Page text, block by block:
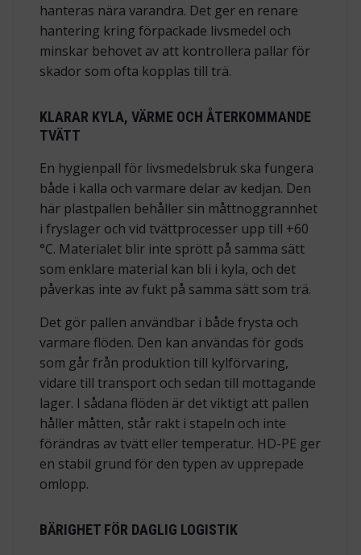
hanteras nära varandra. Det ger en renare
hantering kring förpackade livsmedel och
minskar behovet av att kontrollera pallar för
skador som ofta kopplas till trä.
KLARAR KYLA, VÄRME OCH ÅTERKOMMANDE
TVÄTT
En hygienpall för livsmedelsbruk ska fungera
både i kalla och varmare delar av kedjan. Den
här plastpallen behåller sin måttnoggrannhet
i fryslager och vid tvättprocesser upp till +60
°C. Materialet blir inte sprött på samma sätt
som enklare material kan bli i kyla, och det
påverkas inte av fukt på samma sätt som trä.
Det gör pallen användbar i både frysta och
varmare flöden. Den kan användas för gods
som går från produktion till kylförvaring,
vidare till transport och sedan till mottagande
lager. I sådana flöden är det viktigt att pallen
håller måtten, står rakt i stapeln och inte
förändras av tvätt eller temperatur. HD-PE ger
en stabil grund för den typen av upprepade
omlopp.
BÄRIGHET FÖR DAGLIG LOGISTIK